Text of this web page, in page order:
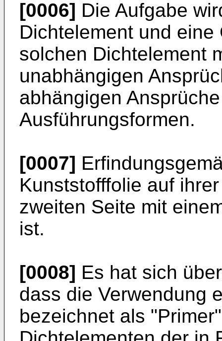
[0006] Die Aufgabe
Dichtelement und
solchen Dichtelement
unabhängigen
abhängigen
Ausführungsformen.
[0007]
Kunststofffolie auf
zweiten Seite mit
ist.
[0008] Es hat sich
dass die Verwendung
bezeichnet als